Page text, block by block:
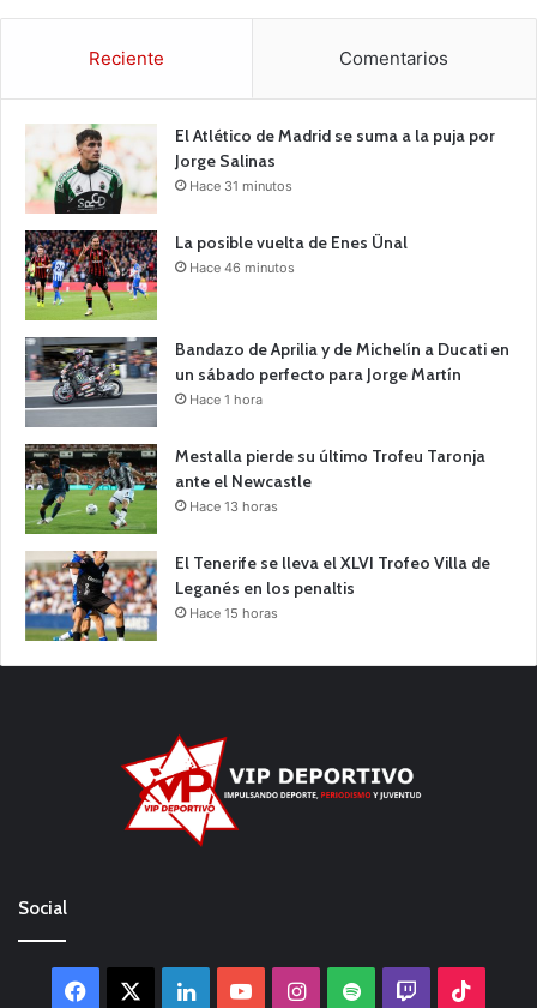
Reciente Comentarios
El Atlético de Madrid se suma a la puja por
Jorge Salinas
Hace 31 minutos
La posible vuelta de Enes Ünal
Hace 46 minutos
Bandazo de Aprilia y de Michelín a Ducati en
un sábado perfecto para Jorge Martín
Hace 1 hora
Mestalla pierde su último Trofeu Taronja
ante el Newcastle
Hace 13 horas
El Tenerife se lleva el XLVI Trofeo Villa de
Leganés en los penaltis
Hace 15 horas
Social
Facebook LinkedInYouTubeInstagram
Spotify Twitch